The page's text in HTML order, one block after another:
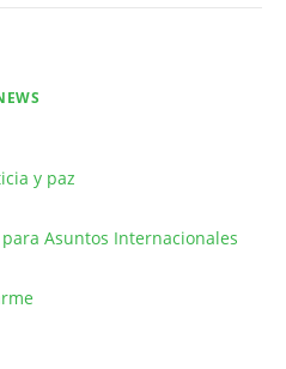
y paz
Asuntos Internacionales